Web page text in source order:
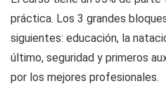
práctica. Los 3 grandes
siguientes: educación, la
último, seguridad y primeros
por los mejores profesionales.